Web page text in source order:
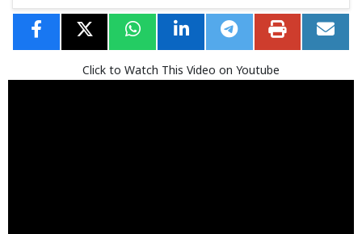
Click to Watch This Video on Youtube